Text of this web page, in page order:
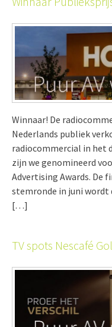
Winnaar! De
Nederlands publiek
radiocommercial in het
zijn we genomineerd
Advertising Awards. De
stemronde in juni
[…]
TV spots Nescafé